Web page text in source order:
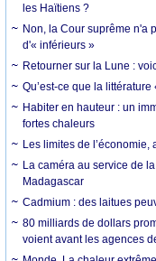
les Haïtiens ?
Non, la Cour suprême n'a
d'« inférieurs »
Retourner sur la Lune :
Qu’est-ce que la
Habiter en hauteur : un
fortes chaleurs
Les limites de
La caméra au service de
Madagascar
Cadmium : des laitues
80 milliards de dollars
voient avant les agences